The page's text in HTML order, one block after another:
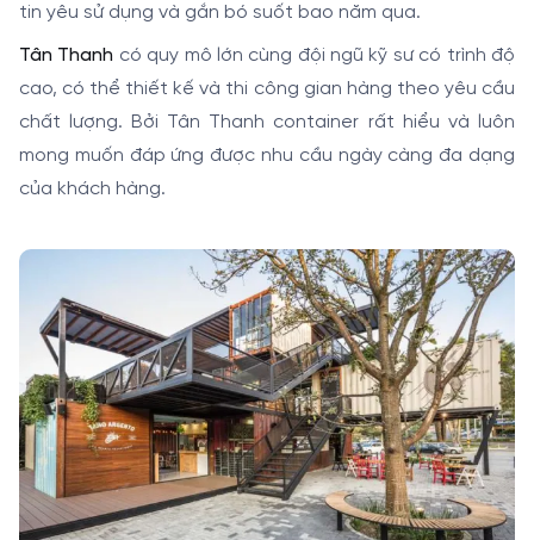
tin yêu sử dụng và gắn bó suốt bao năm qua.
Tân Thanh có quy mô lớn cùng đội ngũ kỹ sư có trình độ
cao, có thể thiết kế và thi công gian hàng theo yêu cầu
chất lượng. Bởi Tân Thanh container rất hiểu và luôn
mong muốn đáp ứng được nhu cầu ngày càng đa dạng
của khách hàng.